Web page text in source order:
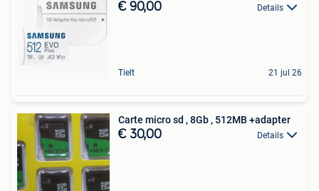
€ 90,00 Details
Tielt 21 jul 26
Carte micro sd , 8Gb , 512MB +adapter
€ 30,00 Details